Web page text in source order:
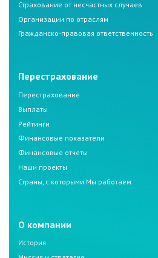
Страхование от несчастных случаев
Организации по отраслям
Гражданско-правовая ответственность
Перестрахование
Перестрахование
Выплаты
Рейтинги
Финансовые показатели
Финансовые отчеты
Наши проекты
Страны, с которыми Мы работаем
О компании
История